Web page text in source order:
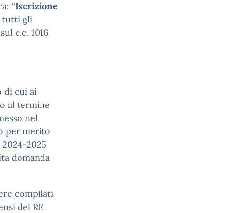
“Iscrizione
tutti gli
c.c. 1016
di cui ai
al termine
nel
per merito
2025
domanda
compilati
del RE